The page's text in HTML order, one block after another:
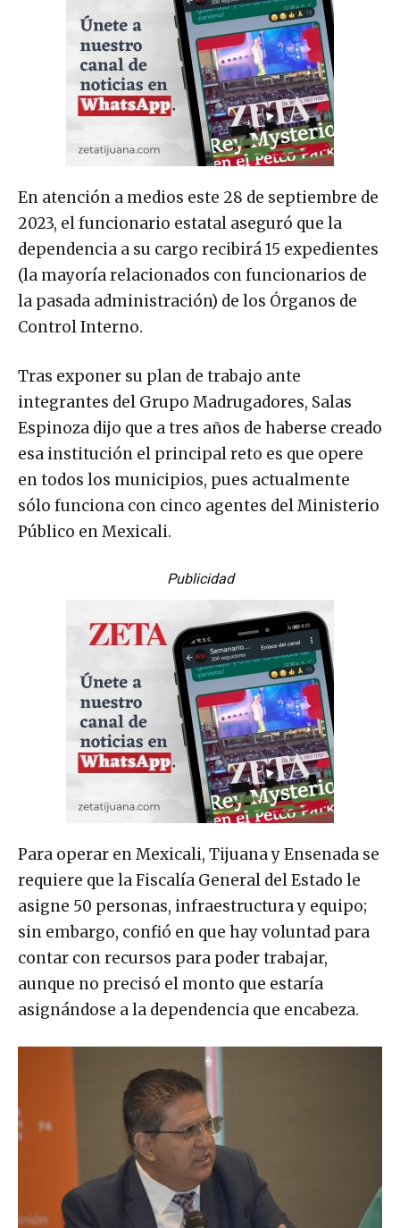
En atención a medios este 28 de septiembre de
2023, el funcionario estatal aseguró que la
dependencia a su cargo recibirá 15 expedientes
(la mayoría relacionados con funcionarios de
la pasada administración) de los Órganos de
Control Interno.
Tras exponer su plan de trabajo ante
integrantes del Grupo Madrugadores, Salas
Espinoza dijo que a tres años de haberse creado
esa institución el principal reto es que opere
en todos los municipios, pues actualmente
sólo funciona con cinco agentes del Ministerio
Público en Mexicali.
Publicidad
Para operar en Mexicali, Tijuana y Ensenada se
requiere que la Fiscalía General del Estado le
asigne 50 personas, infraestructura y equipo;
sin embargo, confió en que hay voluntad para
contar con recursos para poder trabajar,
aunque no precisó el monto que estaría
asignándose a la dependencia que encabeza.